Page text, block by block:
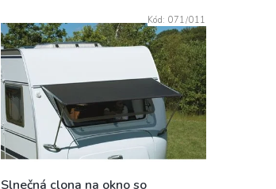
Slnečná clona na okno so
Kód: 071/011